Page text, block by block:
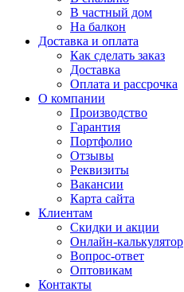
В частный дом
На балкон
Доставка и оплата
Как сделать заказ
Доставка
Оплата и рассрочка
О компании
Производство
Гарантия
Портфолио
Отзывы
Реквизиты
Вакансии
Карта сайта
Клиентам
Скидки и акции
Онлайн-калькулятор
Вопрос-ответ
Оптовикам
Контакты